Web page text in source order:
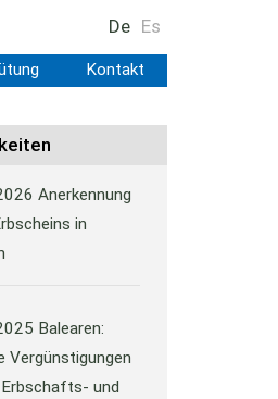
De Es
Kontakt
Anerkennung
in
Balearen:
Vergünstigungen
und